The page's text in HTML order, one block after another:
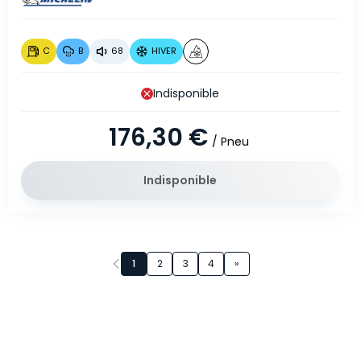
C B 68 HIVER
176,30 € / Pneu
Indisponible
Indisponible
1 2 3 4 »
Page 1 sur 4